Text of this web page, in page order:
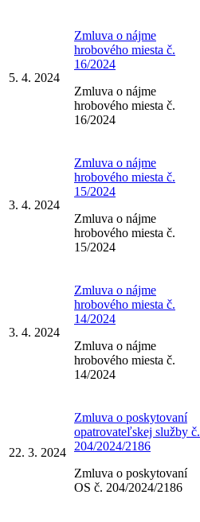
5. 4. 2024
Zmluva o nájme
hrobového miesta č.
16/2024
Zmluva o nájme
hrobového miesta č.
16/2024
3. 4. 2024
Zmluva o nájme
hrobového miesta č.
15/2024
Zmluva o nájme
hrobového miesta č.
15/2024
3. 4. 2024
Zmluva o nájme
hrobového miesta č.
14/2024
Zmluva o nájme
hrobového miesta č.
14/2024
22. 3. 2024
Zmluva o poskytovaní
opatrovateľskej služby č.
204/2024/2186
Zmluva o poskytovaní
OS č. 204/2024/2186